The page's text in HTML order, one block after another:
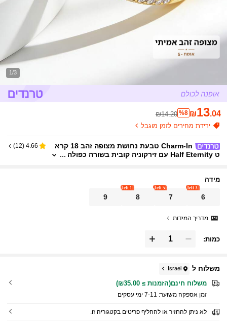
1/3
₪13.04
%8
₪14.20
ירידת מחירים לזמן מוגבל
Charm-In טבעת נחושת מצופה זהב 18 קרא
ט Half Eternity עם זירקוניה קובית בשורה כפולה
4.66
(
12
)
מידה
6
3 left
7
5 left
8
1 left
9
מדריך המידות
כמות:
משלוח ל Israel
משלוח חינם(הזמנות ≥ ₪35.00)
זמן אספקה ​​משוער: 7-11 ימי עסקים
לא ניתן להחזיר או להחליף פריטים בקטגוריה זו.